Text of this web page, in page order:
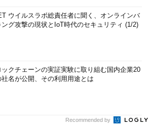
ウイルスラボ総責任者に聞く、オンラインバ
ング攻撃の現状とIoT時代のセキュリティ (1/2)
ックチェーンの実証実験に取り組む国内企業20
社名が公開、その利用用途とは
Recommended by